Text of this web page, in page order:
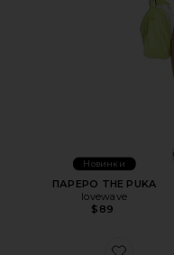
Новинки
ПАРЕРО THE PUKA
lovewave
$89